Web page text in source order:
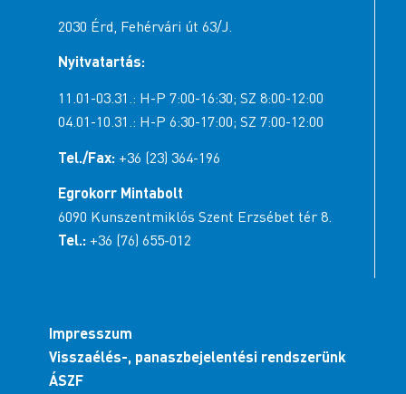
2030 Érd, Fehérvári út 63/J.
Nyitvatartás:
11.01-03.31.: H-P 7:00-16:30; SZ 8:00-12:00
04.01-10.31.: H-P 6:30-17:00; SZ 7:00-12:00
Tel./Fax: +36 (23) 364-196
Egrokorr Mintabolt
6090 Kunszentmiklós Szent Erzsébet tér 8.
Tel.: +36 (76) 655-012
Impresszum
Visszaélés-, panaszbejelentési rendszerünk
ÁSZF